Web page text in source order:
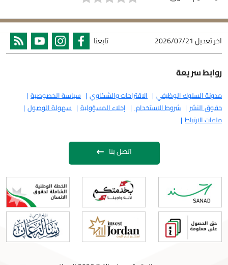
اخر تعديل2026/07/21 تابعنا
روابط سريعة
مدونة السلوك الوظيفي الاقتراحات والشكاوي
سياسة الخصوصية
حقوق النشر
شروط الاستخدام إخلاء المسؤولية
سهولة الوصول
ملفات الارتباط
اتصل بنا